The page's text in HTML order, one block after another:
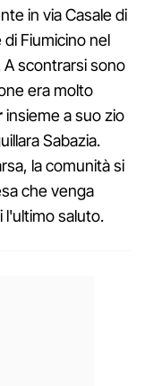
in via Casale di
di Fiumicino nel
A scontrarsi sono
era molto
insieme a suo zio
Sabazia.
la comunità si
che venga
l'ultimo saluto.